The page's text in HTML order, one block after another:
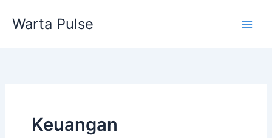
Warta Pulse
Keuangan